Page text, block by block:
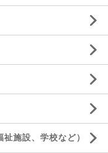
施設、学校など）